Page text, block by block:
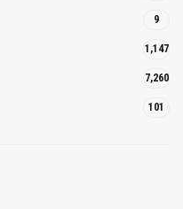
9
1,147
7,260
101